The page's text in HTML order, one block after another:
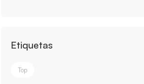
Etiquetas
Top